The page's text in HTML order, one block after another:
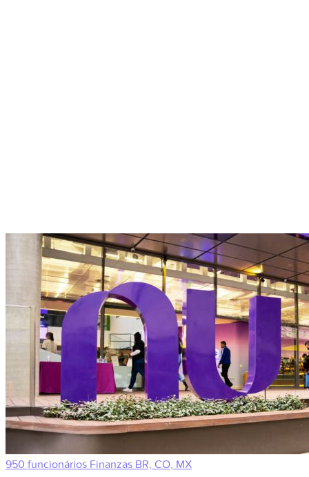
950 funcionários Finanzas BR, CO, MX